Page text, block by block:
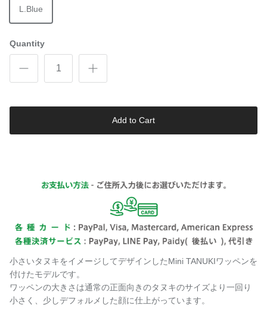
L.Blue
Quantity
Add to Cart
小さいタヌキをイメージしてデザインしたMini TANUKIワッペンを
付けたモデルです。
ワッペンの大きさは通常の正面向きのタヌキのサイズより一回り
小さく、少しデフォルメした顔に仕上がっています。